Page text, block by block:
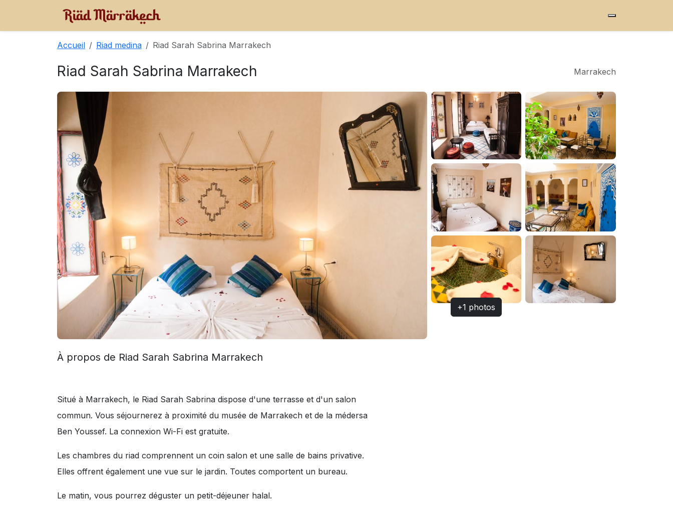
Accueil Riad medina Riad Sarah Sabrina Marrakech
Riad Sarah Sabrina Marrakech Marrakech
+1 photos
À propos de Riad Sarah Sabrina Marrakech
Situé à Marrakech, le Riad Sarah Sabrina dispose d'une terrasse et d'un salon
commun. Vous séjournerez à proximité du musée de Marrakech et de la médersa
Ben Youssef. La connexion Wi-Fi est gratuite.
Les chambres du riad comprennent un coin salon et une salle de bains privative.
Elles offrent également une vue sur le jardin. Toutes comportent un bureau.
Le matin, vous pourrez déguster un petit-déjeuner halal.